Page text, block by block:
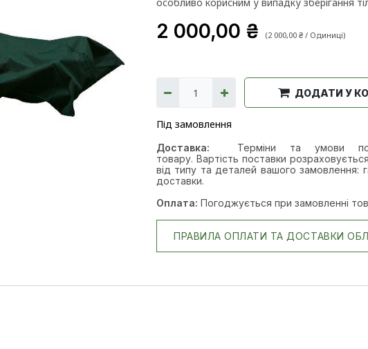
2 000,00 ₴ (2 000,00 ₴ / Одиниці)
ДОДАТИ У
Під замовлення
Доставка: Терміни та умови п
товару. Вартість поставки
від типу та деталей вашого замовлення:
доставки.
Оплата: Погоджується при замовленні
ПРАВИЛА ОПЛАТИ ТА ДОСТАВКИ